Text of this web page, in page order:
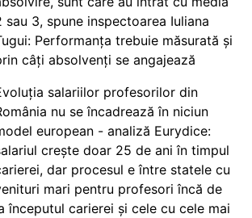
sau 3, spune inspectoarea Iuliana
Performanța trebuie măsurată și
câți absolvenți se angajează
salariilor profesorilor din
nu se încadrează în niciun
european - analiză Eurydice:
crește doar 25 de ani în timpul
dar procesul e între statele cu
mari pentru profesori încă de
începutul carierei și cele cu cele mai